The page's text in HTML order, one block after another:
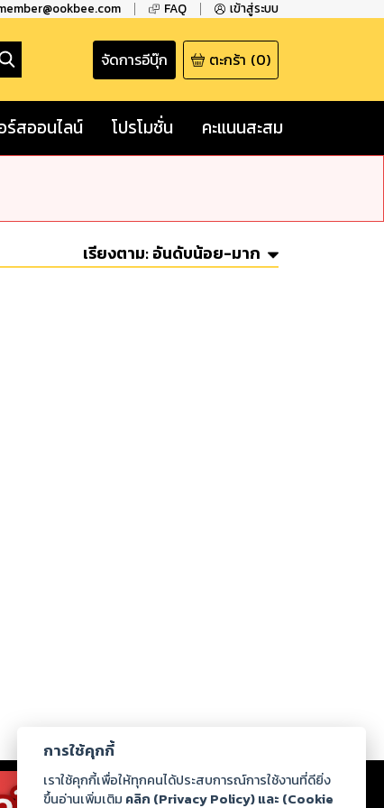
FAQ เข้าสู่ระบบ
จัดการอีบุ๊ก ตะกร้า (0)
ร์สออนไลน์ โปรโมชั่น คะแนนสะสม
เรียงตาม:อันดับน้อย-มาก
ร่วมงานกับเรา ดาวน์โหลด
การใช้คุกกี้
เราใช้คุกกี้เพื่อให้ทุกคนได้ประสบการณ์การใช้งานที่ดียิ่ง
ขึ้นอ่านเพิ่มเติม คลิก (Privacy Policy) และ (Cookie